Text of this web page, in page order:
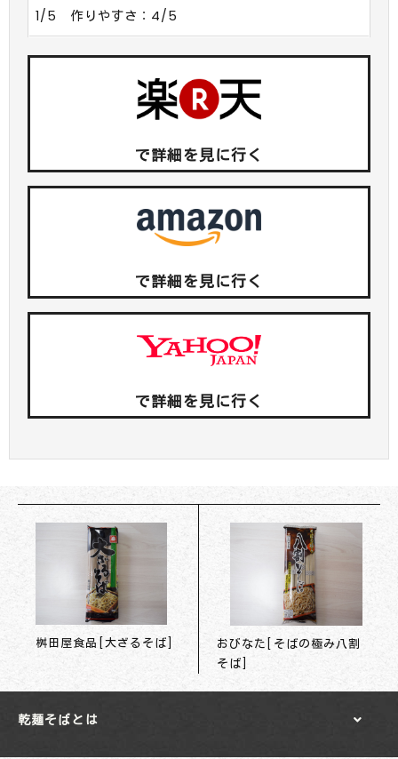
1/5 作りやすさ：4/5
桝田屋食品[大ざるそば]
おびなた[そばの極み八割
そば]
乾麺そばとは